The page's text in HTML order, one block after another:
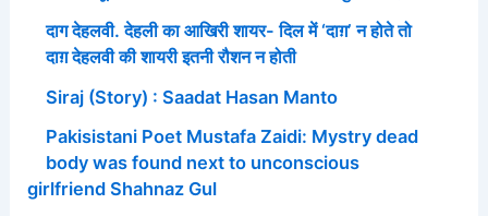
दाग देहलवी. देहली का आखिरी शायर- दिल में ‘दाग़’ न होते तो
दाग़ देहलवी की शायरी इतनी रौशन न होती
Siraj (Story) : Saadat Hasan Manto
Pakisistani Poet Mustafa Zaidi: Mystry dead
body was found next to unconscious
girlfriend Shahnaz Gul